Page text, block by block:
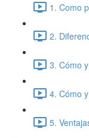
1. Como
2.
3. Cómo
4. Cómo
5.